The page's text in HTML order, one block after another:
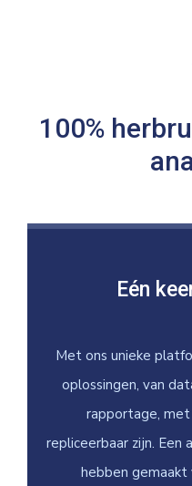
100%
Eén
Met ons unieke
oplossingen, van
rapportage,
repliceerbaar zijn. Een
hebben gemaakt